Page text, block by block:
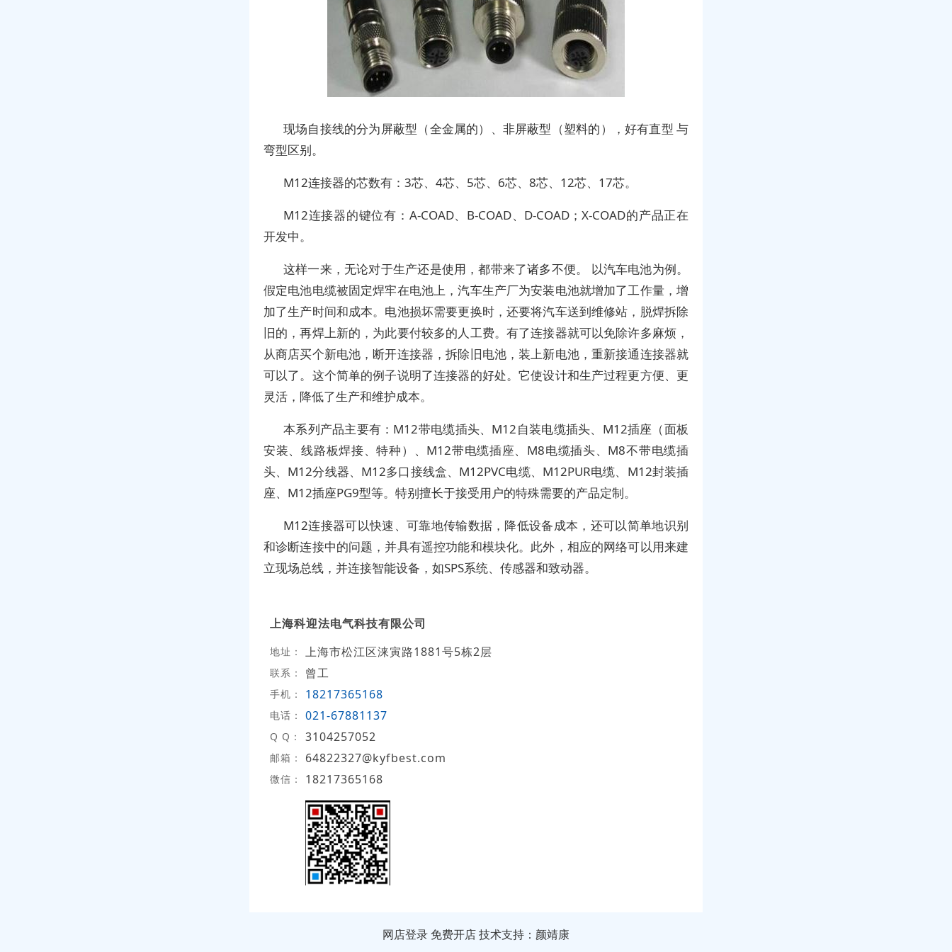
现场自接线的分为屏蔽型（全金属的）、非屏蔽型（塑料的），好有直型 与
弯型区别。
M12连接器的芯数有：3芯、4芯、5芯、6芯、8芯、12芯、17芯。
M12连接器的键位有：A-COAD、B-COAD、D-COAD；X-COAD的产品正在
开发中。
这样一来，无论对于生产还是使用，都带来了诸多不便。 以汽车电池为例。
假定电池电缆被固定焊牢在电池上，汽车生产厂为安装电池就增加了工作量，增
加了生产时间和成本。电池损坏需要更换时，还要将汽车送到维修站，脱焊拆除
旧的，再焊上新的，为此要付较多的人工费。有了连接器就可以免除许多麻烦，
从商店买个新电池，断开连接器，拆除旧电池，装上新电池，重新接通连接器就
可以了。这个简单的例子说明了连接器的好处。它使设计和生产过程更方便、更
灵活，降低了生产和维护成本。
本系列产品主要有：M12带电缆插头、M12自装电缆插头、M12插座（面板
安装、线路板焊接、特种）、M12带电缆插座、M8电缆插头、M8不带电缆插
头、M12分线器、M12多口接线盒、M12PVC电缆、M12PUR电缆、M12封装插
座、M12插座PG9型等。特别擅长于接受用户的特殊需要的产品定制。
M12连接器可以快速、可靠地传输数据，降低设备成本，还可以简单地识别
和诊断连接中的问题，并具有遥控功能和模块化。此外，相应的网络可以用来建
立现场总线，并连接智能设备，如SPS系统、传感器和致动器。
上海科迎法电气科技有限公司
地址： 上海市松江区涞寅路1881号5栋2层
联系： 曾工
手机： 18217365168
电话： 021-67881137
Q Q： 3104257052
邮箱： 64822327@kyfbest.com
微信： 18217365168
网店登录 免费开店技术支持：颜靖康